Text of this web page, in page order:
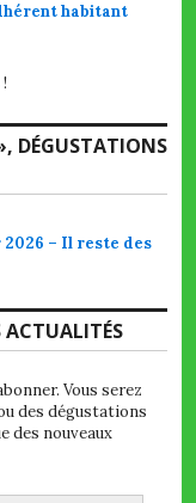
habitant
!
DÉGUSTATIONS
2026 – Il reste des
ACTUALITÉS
Vous serez
des dégustations
des nouveaux